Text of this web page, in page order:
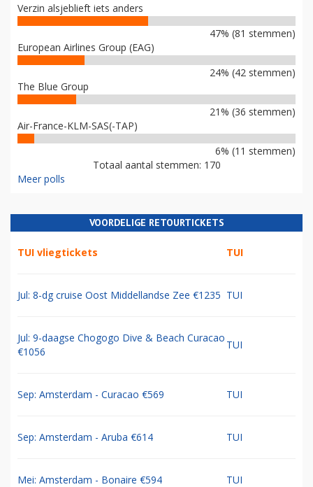
Verzin alsjeblieft iets anders
47% (81 stemmen)
European Airlines Group (EAG)
24% (42 stemmen)
The Blue Group
21% (36 stemmen)
Air-France-KLM-SAS(-TAP)
6% (11 stemmen)
Totaal aantal stemmen: 170
Meer polls
VOORDELIGE RETOURTICKETS
TUI vliegtickets TUI
Jul: 8-dg cruise Oost Middellandse Zee €1235 TUI
Jul: 9-daagse Chogogo Dive & Beach Curacao
€1056
TUI
Sep: Amsterdam - Curacao €569 TUI
Sep: Amsterdam - Aruba €614 TUI
Mei: Amsterdam - Bonaire €594 TUI